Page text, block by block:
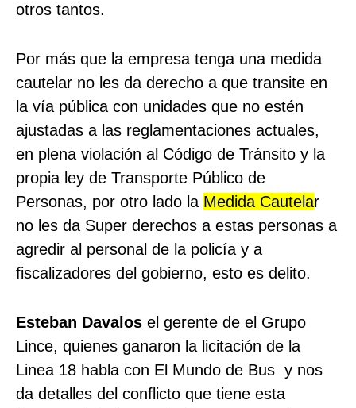
otros tantos.
Por más que la empresa tenga una medida
cautelar no les da derecho a que transite en
la vía pública con unidades que no estén
ajustadas a las reglamentaciones actuales,
en plena violación al Código de Tránsito y la
propia ley de Transporte Público de
Personas, por otro lado la Medida Cautelar
no les da Super derechos a estas personas a
agredir al personal de la policía y a
fiscalizadores del gobierno, esto es delito.
Esteban Davalos el gerente de el Grupo
Lince, quienes ganaron la licitación de la
Linea 18 habla con El Mundo de Bus y nos
da detalles del conflicto que tiene esta